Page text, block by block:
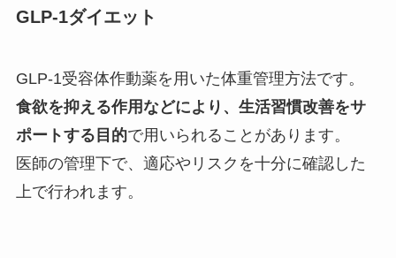
GLP-1ダイエット
GLP-1受容体作動薬を用いた体重管理方法です。
食欲を抑える作用などにより、生活習慣改善をサ
ポートする目的で用いられることがあります。
医師の管理下で、適応やリスクを十分に確認した
上で行われます。